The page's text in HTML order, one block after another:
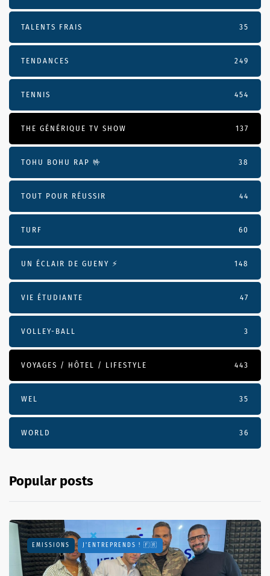
TALENTS FRAIS 35
TENDANCES 249
TENNIS 454
THE GÉNÉRIQUE TV SHOW 137
TOHU BOHU RAP 🤟 38
TOUT POUR RÉUSSIR 44
TURF 60
UN ÉCLAIR DE GUENY ⚡️ 148
VIE ÉTUDIANTE 47
VOLLEY-BALL 3
VOYAGES / HÔTEL / LIFESTYLE 443
WEL 35
WORLD 36
Popular posts
EMISSIONS J'ENTREPRENDS ! 🇫🇷